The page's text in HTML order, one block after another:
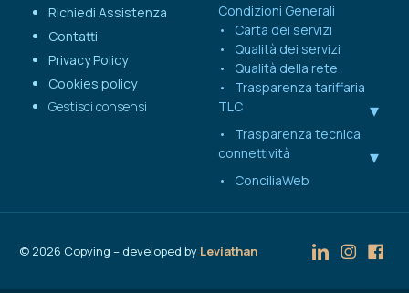
Richiedi Assistenza
Contatti
Privacy Policy
Cookies policy
Gestisci consensi
Condizioni Generali
Carta dei servizi
Qualità dei servizi
Qualità della rete
Trasparenza tariffaria
TLC
Trasparenza tecnica
connettività
ConciliaWeb
© 2026 Copying – developed by Leviathan